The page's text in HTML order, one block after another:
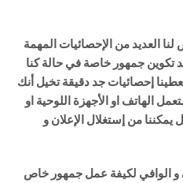
العديد من الإحصائيات المهمة
تكوين جمهور خاصة في حالة كنا
إحصائيات جد دقيقة تخيل أنك
او الأجهزة اللوحية او
من إستغلال الإعلان و
و الوافي لكيفة عمل جمهور خاص